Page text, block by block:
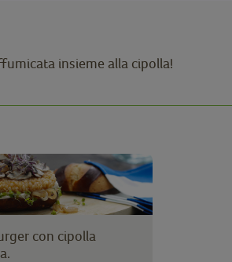
insieme alla cipolla!
con cipolla